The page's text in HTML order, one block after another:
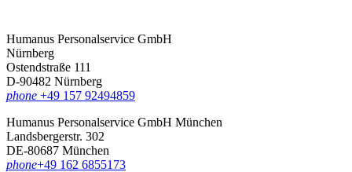
Humanus Personalservice GmbH
Nürnberg
Ostendstraße 111
D-90482 Nürnberg
phone +49 157 92494859
Humanus Personalservice GmbH München
Landsbergerstr. 302
DE-80687 München
phone‪+49 162 6855173